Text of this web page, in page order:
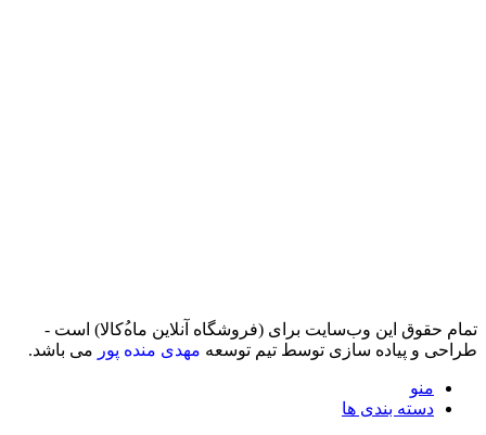
تمام حقوق اين وب‌سايت برای (فروشگاه آنلاین ماه‌‌‌‌‌‌ُکالا) است -
طراحی و پیاده سازی توسط تیم توسعه مهدی منده پور می باشد.
منو
دسته بندی ها